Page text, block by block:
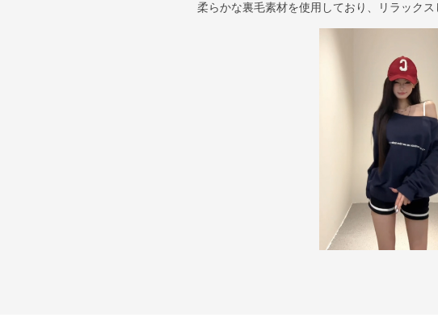
柔らかな裏毛素材を使用しており、リラック